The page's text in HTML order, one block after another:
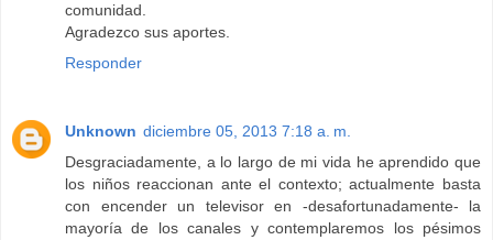
comunidad.
Agradezco sus aportes.
Responder
Unknown diciembre 05, 2013 7:18 a. m.
Desgraciadamente, a lo largo de mi vida he aprendido que
los niños reaccionan ante el contexto; actualmente basta
con encender un televisor en -desafortunadamente- la
mayoría de los canales y contemplaremos los pésimos